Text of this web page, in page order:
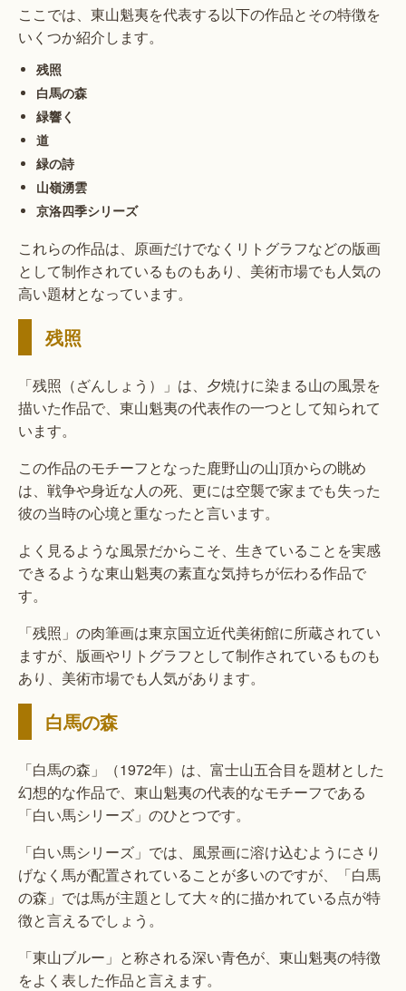
ここでは、東山魁夷を代表する以下の作品とその特徴を
いくつか紹介します。
残照
白馬の森
緑響く
道
緑の詩
山嶺湧雲
京洛四季シリーズ
これらの作品は、原画だけでなくリトグラフなどの版画
として制作されているものもあり、美術市場でも人気の
高い題材となっています。
残照
「残照（ざんしょう）」は、夕焼けに染まる山の風景を
描いた作品で、東山魁夷の代表作の一つとして知られて
います。
この作品のモチーフとなった鹿野山の山頂からの眺め
は、戦争や身近な人の死、更には空襲で家までも失った
彼の当時の心境と重なったと言います。
よく見るような風景だからこそ、生きていることを実感
できるような東山魁夷の素直な気持ちが伝わる作品で
す。
「残照」の肉筆画は東京国立近代美術館に所蔵されてい
ますが、版画やリトグラフとして制作されているものも
あり、美術市場でも人気があります。
白馬の森
「白馬の森」（1972年）は、富士山五合目を題材とした
幻想的な作品で、東山魁夷の代表的なモチーフである
「白い馬シリーズ」のひとつです。
「白い馬シリーズ」では、風景画に溶け込むようにさり
げなく馬が配置されていることが多いのですが、「白馬
の森」では馬が主題として大々的に描かれている点が特
徴と言えるでしょう。
「東山ブルー」と称される深い青色が、東山魁夷の特徴
をよく表した作品と言えます。